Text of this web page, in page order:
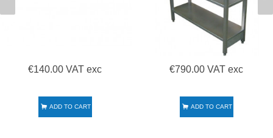
€140.00 VAT exc
ADD TO CART
€790.00 VAT exc
ADD TO CART